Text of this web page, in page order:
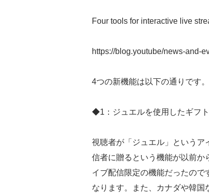
Four tools for interactive live
https://blog.youtube/news-and-
4つの新機能は以下の通りです。
◆1：ジュエルを使用したギフ
視聴者が「ジュエル」というア
信者に贈るという機能が以前か
イブ配信限定の機能だったので
なります。また、カナダや韓国